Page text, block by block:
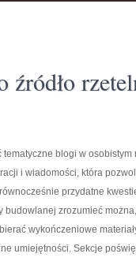
źródło
tematyczne blogi w
i wiadomości, która
przydatne
budowlanej zrozumieć
wykończeniowe
umiejętności. Sekcje